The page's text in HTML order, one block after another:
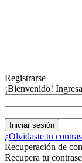
Registrarse
¡Bienvenido!
¿Olvidaste tu
Recuperación de
Recupera tu